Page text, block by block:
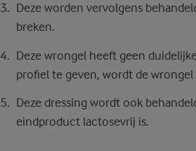
Deze worden vervolgens
breken.
Deze wrongel heeft geen
profiel te geven, wordt de
Deze dressing wordt ook
eindproduct lactosevrij is.